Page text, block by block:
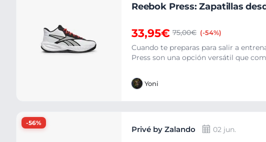
Reebok Press: Zapatillas
33,95€ 75,00€ (-54%)
Cuando te preparas para salir a
Press son una opción versátil que
Yoni
-56%
Privé by Zalando 02 jun.